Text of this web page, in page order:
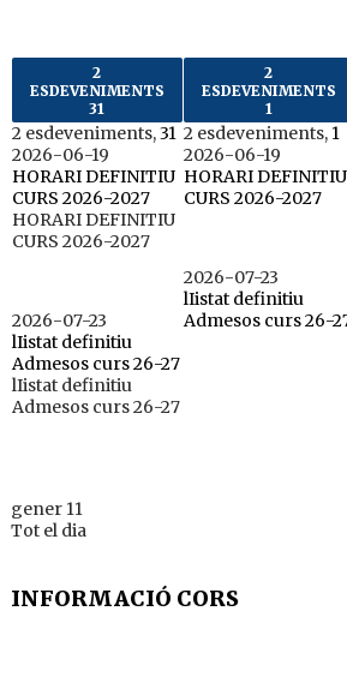
2
ESDEVENIMENTS
31
2 esdeveniments,31
2026-06-19
HORARI DEFINITIU
CURS 2026-2027
HORARI DEFINITIU
CURS 2026-2027
2026-07-23
lIistat definitiu
Admesos curs 26-27
lIistat definitiu
Admesos curs 26-27
2
ESDEVENIMENTS
1
2 esdeveniments, 1
2026-06-19
HORARI DEFINITIU
CURS 2026-2027
2026-07-23
lIistat definitiu
Admesos curs 26-
gener 11
Tot el dia
INFORMACIÓ CORS